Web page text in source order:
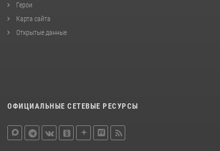
Герои
Карта сайта
Открытые данные
ОФИЦИАЛЬНЫЕ СЕТЕВЫЕ РЕСУРСЫ